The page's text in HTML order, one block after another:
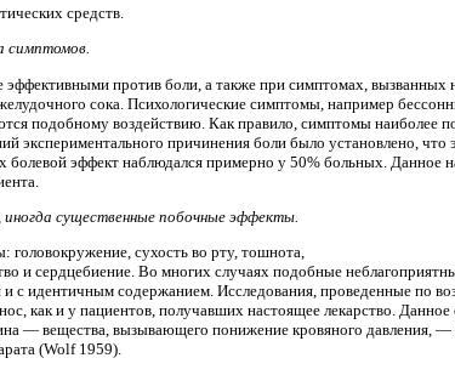
средств.
симптомов.
против боли, а также при симптомах, вызванных
сока. Психологические симптомы, например
подобному воздействию. Как правило, симптомы наиболее
экспериментального причинения боли было установлено,
болевой эффект наблюдался примерно у 50% больных.
существенные побочные эффекты.
сухость во рту, тошнота,
и сердцебиение. Во многих случаях подобные
с идентичным содержанием. Исследования, проведенные по
как и у пациентов, получавших настоящее лекарство.
— вещества, вызывающего понижение кровяного давления,
(Wolf 1959).